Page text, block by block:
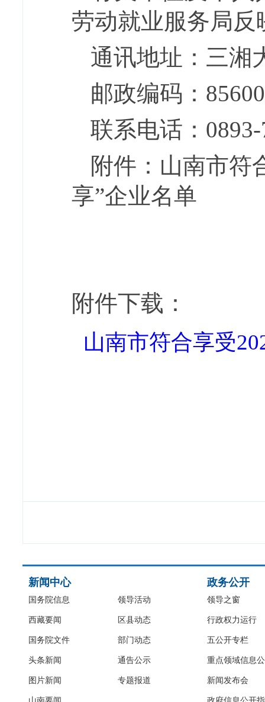
劳动就业服务局反
通讯地址：三湘
邮政编码：
联系电话：
附件：山南市符
享”企业名单
附件下载：
山南市符合享受
新闻中心
国务院信息
西藏要闻
国务院文件
头条新闻
图片新闻
领导活动
区县动态
部门动态
通告公示
专题报道
政务公开
领导之窗
行政权力运行
五公开专栏
重点领域信息
新闻发布会